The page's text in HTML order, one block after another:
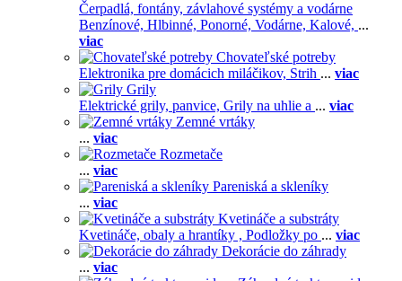
Čerpadlá, fontány, závlahové systémy a vodárne
Benzínové, Hlbinné, Ponorné, Vodárne, Kalové, ...
viac
Chovateľské potreby
Elektronika pre domácich miláčikov, Strih ... viac
Grily
Elektrické grily, panvice, Grily na uhlie a ... viac
Zemné vrtáky
... viac
Rozmetače
... viac
Pareniská a skleníky
... viac
Kvetináče a substráty
Kvetináče, obaly a hrantíky , Podložky po ... viac
Dekorácie do záhrady
... viac